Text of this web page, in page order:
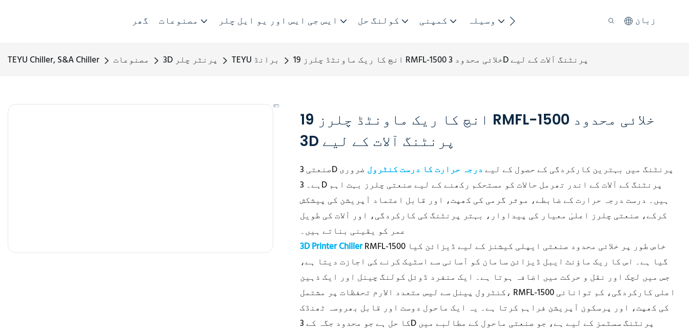
گھر مصنوعات ایس جی ایس اور یو ایل چلر کولنگ حل کمپنی وسیلہ زبان
TEYU Chiller, S&A Chiller مصنوعات 3D پرنٹر چلر TEYU برانڈ 19 انچ کا ریک ماونٹڈ چلرز RMFL-1500 خلائی محدود 3D پرنٹنگ آلات کے لیے
19 انچ کا ریک ماونٹڈ چلرز RMFL-1500 خلائی محدود
3D پرنٹنگ آلات کے لیے
صنعتی 3D پرنٹنگ میں بہترین کارکردگی کے حصول کے لیے درجہ حرارت کا درست کنٹرول ضروری
ہے۔ 3D پرنٹنگ کے آلات کے اندر تھرمل حالات کو مستحکم رکھنے کے لیے صنعتی چلرز بہت اہم
ہیں۔ درست درجہ حرارت کے ضابطے، موثر گرمی کی کھپت، اور قابل اعتماد آپریشن کی پیشکش
کرکے، صنعتی چلرز اعلیٰ معیار کی پیداوار، بہتر پرنٹنگ کی کارکردگی، اور آلات کی طویل
عمر کو یقینی بناتے ہیں۔
3D Printer ChillerRMFL-1500 خاص طور پر خلائی محدود صنعتی ایپلی کیشنز کے لیے ڈیزائن کیا
گیا ہے۔ اس کا ریک ماؤنٹ ایبل ڈیزائن سامان کو آسانی سے اسٹیک کرنے کی اجازت دیتا ہے،
جس میں لچک اور نقل و حرکت میں اضافہ ہوتا ہے۔ ایک منفرد ڈوئل کولنگ چینل اور ایک ذہین
کنٹرول پینل سے لیس متعدد الارم تحفظات پر مشتمل، RMFL-1500 اعلی کارکردگی، کم توانائی
کی کھپت، اور پرسکون آپریشن فراہم کرتا ہے۔ یہ ایک ماحول دوست اور قابل بھروسہ ٹھنڈک
کا حل ہے جو محدود جگہ کے 3D پرنٹنگ سسٹمز کے لیے ہے، جو صنعتی ماحول کے مطالبے میں